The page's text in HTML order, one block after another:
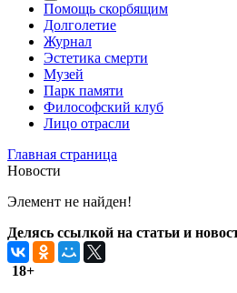
Помощь скорбящим
Долголетие
Журнал
Эстетика смерти
Музей
Парк памяти
Философский клуб
Лицо отрасли
Главная страница
Новости
Элемент не найден!
Делясь ссылкой на статьи и
18+